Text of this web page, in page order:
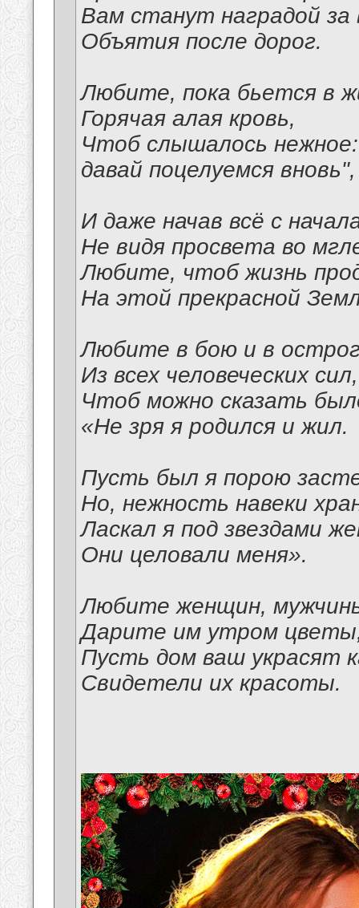
Вам станут наградой за
Объятия после дорог.
Любите, пока бьется в
Горячая алая кровь,
Чтоб слышалось
давай поцелуемся вновь",
И даже начав всё с
Не видя просвета во
Любите, чтоб жизнь
На этой прекрасной
Любите в бою и в
Из всех человеческих сил,
Чтоб можно сказать
«Не зря я родился и жил.
Пусть был я порою
Но, нежность навеки
Ласкал я под звездами
Они целовали меня».
Любите женщин,
Дарите им утром
Пусть дом ваш украсят
Свидетели их красоты.